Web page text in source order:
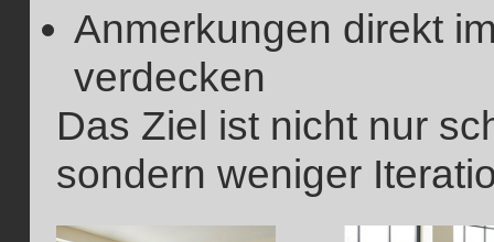
Anmerkungen direkt
verdecken
Das Ziel ist nicht nur
sondern weniger